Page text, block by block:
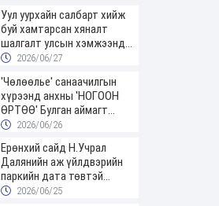
авлаа
Уул уурхайн салбарт хийж
буй хамтарсан хяналт
шалгалт улсын хэмжээнд
үргэлжилж байна
2026/06/27
'Чөлөөлье' санаачилгын
хүрээнд анхны 'НОГООН
ӨРТӨӨ' Булган аймагт
нээгдлээ
2026/06/26
Ерөнхий сайд Н.Учрал
Далянийн аж үйлдвэрийн
паркийн дата төвтэй
танилцав
2026/06/25